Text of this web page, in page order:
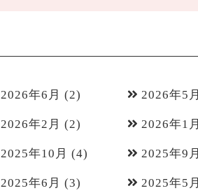
2026年6月 (2) 2026年5月
2026年2月 (2) 2026年1月
2025年10月 (4) 2025年9月
2025年6月 (3) 2025年5月